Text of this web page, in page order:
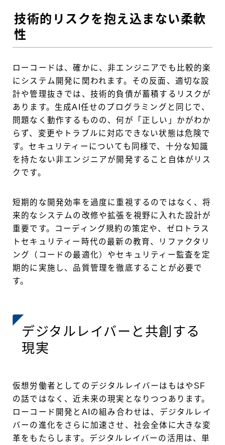
技術的リスクを抱え込まない柔軟
性
ローコードは、確かに、非エンジニアでも比較的楽
にシステム開発に関われます。その反面、適切な設
計や管理抜きでは、技術的負債が蓄積するリスクが
あります。生成AI任せのプログラミングと同じで、
問題なく動作するものの、何が「正しい」かがわか
らず、変更やトラブルに対応できない状態は危険で
す。セキュリティーについても同様で、十分な知識
を持たない非エンジニアが開発すること自体がリス
クです。
短期的な開発効率を過度に重視するのではなく、将
来的なシステムの改修や拡張を視野に入れた設計が
重要です。コーディング規約の策定や、ゼロトラス
トセキュリティー時代の最新の教育、リファクタリ
ング（コードの最適化）やセキュリティー監査を定
期的に実施し、品質管理を徹底することが必要で
す。
デジタルレイバーと共創する
現実
仮想労働者としてのデジタルレイバーはもはやSF
の話ではなく、近未来の現実となりつつあります。
ローコード開発とAIの組み合わせは、デジタルレイ
バーの進化をさらに加速させ、社会全体に大きな変
革をもたらします。デジタルレイバーの活用は、単